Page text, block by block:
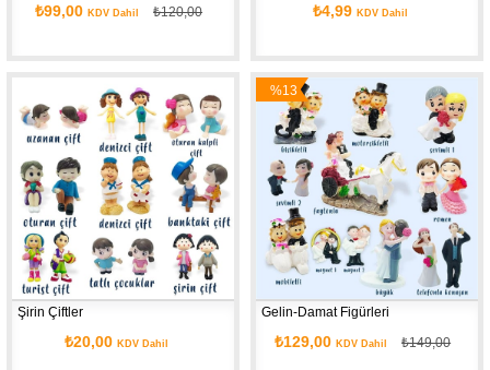
₺99,00KDV Dahil ₺120,00 ₺4,99 KDV Dahil
Şirin Çiftler
₺20,00 KDV Dahil
Gelin-Damat Figürleri
₺129,00KDV Dahil ₺149,00
%13
İndirim